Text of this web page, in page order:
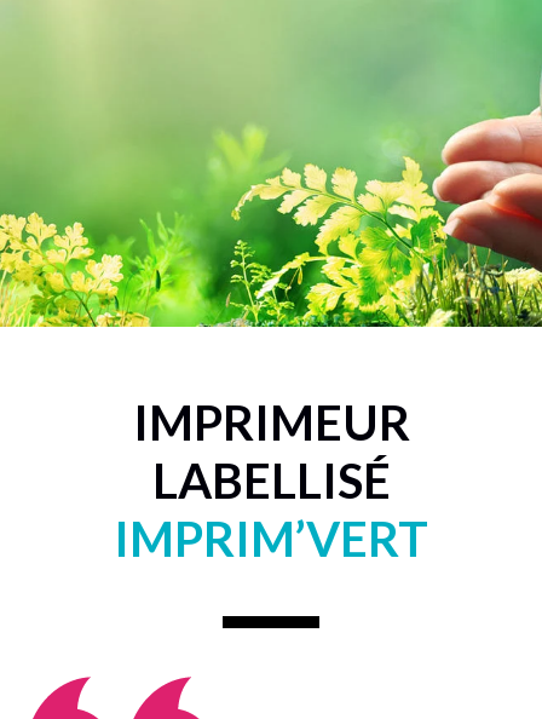
IMPRIMEUR
LABELLISÉ
IMPRIM’VERT